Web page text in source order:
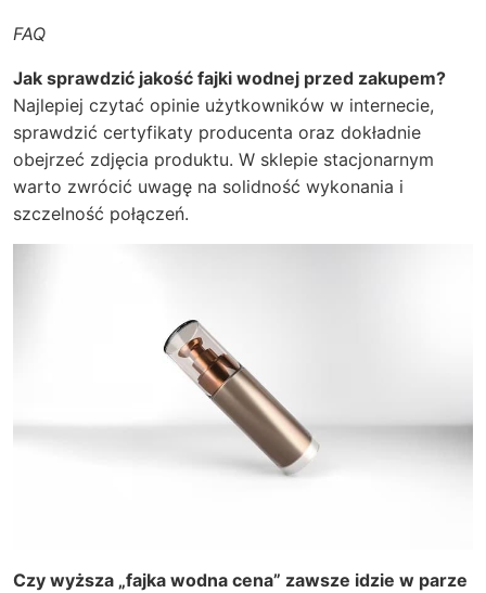
FAQ
Jak sprawdzić jakość fajki wodnej przed zakupem?
Najlepiej czytać opinie użytkowników w internecie,
sprawdzić certyfikaty producenta oraz dokładnie
obejrzeć zdjęcia produktu. W sklepie stacjonarnym
warto zwrócić uwagę na solidność wykonania i
szczelność połączeń.
Czy wyższa „fajka wodna cena” zawsze idzie w parze